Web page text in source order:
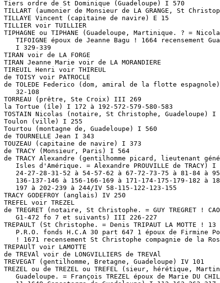
Tiers ordre de St Dominique (Guadeloupe) I 570
TILLART (aumonier de Monsieur de LA GRANGE, St
TILLAYE Vincent (capitaine de navire) E 15
TILLIER voir TUILLIER
TIPHAGNE ou TIPHANE (Guadeloupe, Martinique. ? =
TIFOIGNE époux de Jeanne Bagu ! 1664 recensement
   I 329-339
TIRAN voir de LA FORGE
TIRAN Jeanne Marie voir de LA MORANDIERE
TIREUIL Henri voir THIREUL
de TOISY voir PATROCLE
de TOLEDE Federico (dom, amiral de la flotte
   32-108
TORREAU (prêtre, Ste Croix) III 269
la Tortue (île) I 172 à 192-572-579-580-583
TOSTAIN Nicolas (notaire, St Christophe, Guadeloupe) I
Toulon (ville) I 255
Tourtou (montagne de, Guadeloupe) I 560
de TOURNELLE Jean I 343
TOUZEAU (capitaine de navire) I 373
de TRACY (Monsieur, Paris) I 564
de TRACY Alexandre (gentilhomme picard, lieutenant
Isles d'Amérique. = Alexandre PROUVILLE de TRACY)
24-27-28-31-52 à 54-57-62 à 67-72-73-75 à 81-84 à
136-137-146 à 156-166-169 à 171-174-175-179-182 à
   197 à 202-239 à 244/IV 58-115-122-123-155
TRACY GODEFROY (anglais) IV 250
TREFEL voir TREZEL
de TREGRET (notaire, St Christophe. = GUY TREGRET !
   G1-472 fo 7 et suivants) III 226-227
TREPAULT (St Christophe. = Denis TRIPAUT LA MOTTE !
P.R.O. fonds H.C.A 30 part 647 1 époux de Firmine
! 1671 recensement St Christophe compagnie de la
TREPAUlT voir LAMOTTE
de TREVAl voir de LONGVILLIERS de TREVAl
TREVEGAT (gentilhomme, Bretagne, Guadeloupe) IV 101
TREZEL ou de TREZEL ou TREFEL (sieur, hérétique,
Guadeloupe. = François TREZEL époux de Marie DU